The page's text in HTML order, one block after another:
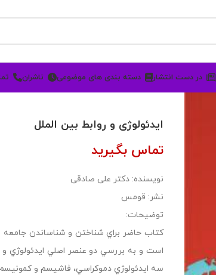
در دست انتشار دسته بندی های موضوعی ناشران
ایدئولوژی و روابط بین الملل
تماس بگیرید
نویسنده: دکتر علی صادقی
نشر: قومس
توضیحات:
است و به بررسي دو عنصر اصلي ايدئولوژي و
سه ايدئولوژي دموكراسي، فاشيسم و